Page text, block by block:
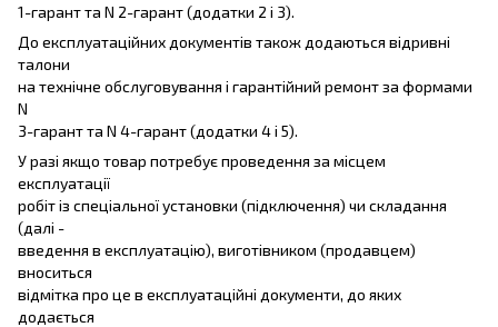
1-гарант та N 2-гарант (додатки 2 і 3).
До експлуатаційних документів також додаються відривні
талони
на технічне обслуговування і гарантійний ремонт за формами
N
3-гарант та N 4-гарант (додатки 4 і 5).
У разі якщо товар потребує проведення за місцем
експлуатації
робіт із спеціальної установки (підключення) чи складання
(далі -
введення в експлуатацію), виготівником (продавцем)
вноситься
відмітка про це в експлуатаційні документи, до яких
додається